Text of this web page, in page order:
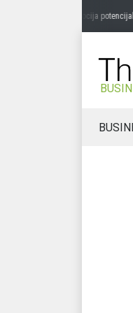
ĐURIĆ: Promocija potencijal